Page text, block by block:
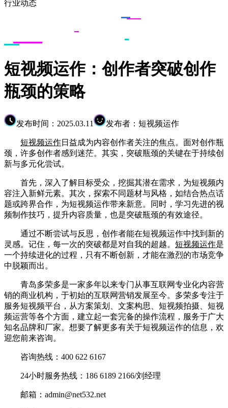
行业动态
短视频运作：创作者突破创作
瓶颈的策略
发布时间：2025.03.11 发布者：短视频运作
短视频运作日益成为内容创作者关注的焦点。面对创作瓶
颈，许多创作者感到迷茫。其实，突破瓶颈的关键在于持续创
新与多元化尝试。
首先，深入了解目标受众，挖掘其潜在需求，为短视频内
容注入新鲜元素。其次，探索不同题材与风格，如结合热点话
题或跨界合作，为短视频运作带来新意。同时，学习先进的视
频制作技巧，提升内容质量，也是突破瓶颈的有效途径。
通过不断尝试与反思，创作者能在短视频运作中找到新的
灵感。记住，每一次的突破都是对自我的超越。 短视频运作是
一个持续进化的过程，只有不断创新，才能在激烈的市场竞争
中脱颖而出。
青岛多荣多是一家多年以来专门从事互联网专业化内容营
销的商业机构，于初始的互联网营销发展至今。多荣多专注于
服务短视频平台，从方案策划、文案构思、短视频拍摄、短视
频运营等各个方面，建立起一套完备的操作流程，服务于广大
知名品牌和厂家。想要了解更多有关于短视频运作的信息，欢
迎您前来咨询。
咨询热线：400 622 6167
24小时服务热线：186 6189 2166/刘经理
邮箱：admin@net532.net